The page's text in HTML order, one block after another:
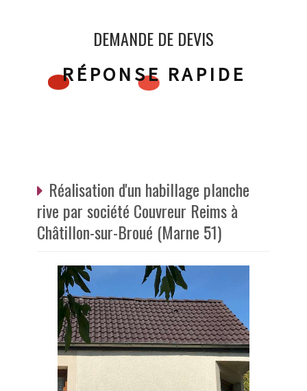
DEMANDE DE DEVIS
RÉPONSE RAPIDE
Réalisation d'un habillage planche
rive par société Couvreur Reims à
Châtillon-sur-Broué (Marne 51)